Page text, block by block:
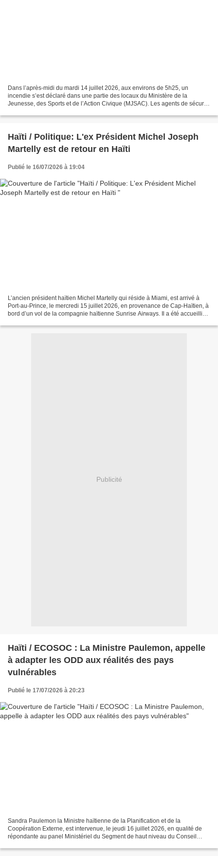
Dans l’après-midi du mardi 14 juillet 2026, aux environs de 5h25, un
incendie s’est déclaré dans une partie des locaux du Ministère de la
Jeunesse, des Sports et de l’Action Civique (MJSAC). Les agents de sécurité
Haïti / Politique: L'ex Président Michel Joseph
Martelly est de retour en Haïti
Publié le 16/07/2026 à 19:04
L’ancien président haïtien Michel Martelly qui réside à Miami, est arrivé à
Port-au-Prince, le mercredi 15 juillet 2026, en provenance de Cap-Haïtien, à
bord d’un vol de la compagnie haïtienne Sunrise Airways. Il a été accueilli
Publicité
Haïti / ECOSOC : La Ministre Paulemon, appelle
à adapter les ODD aux réalités des pays
vulnérables
Publié le 17/07/2026 à 20:23
Sandra Paulemon la Ministre haïtienne de la Planification et de la
Coopération Externe, est intervenue, le jeudi 16 juillet 2026, en qualité de
répondante au panel Ministériel du Segment de haut niveau du Conseil